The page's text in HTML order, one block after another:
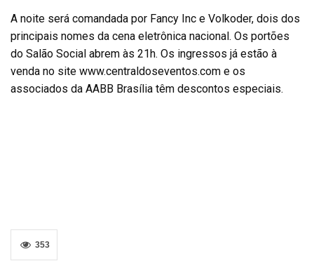
A noite será comandada por Fancy Inc e Volkoder, dois dos
principais nomes da cena eletrônica nacional. Os portões
do Salão Social abrem às 21h. Os ingressos já estão à
venda no site www.centraldoseventos.com e os
associados da AABB Brasília têm descontos especiais.
353